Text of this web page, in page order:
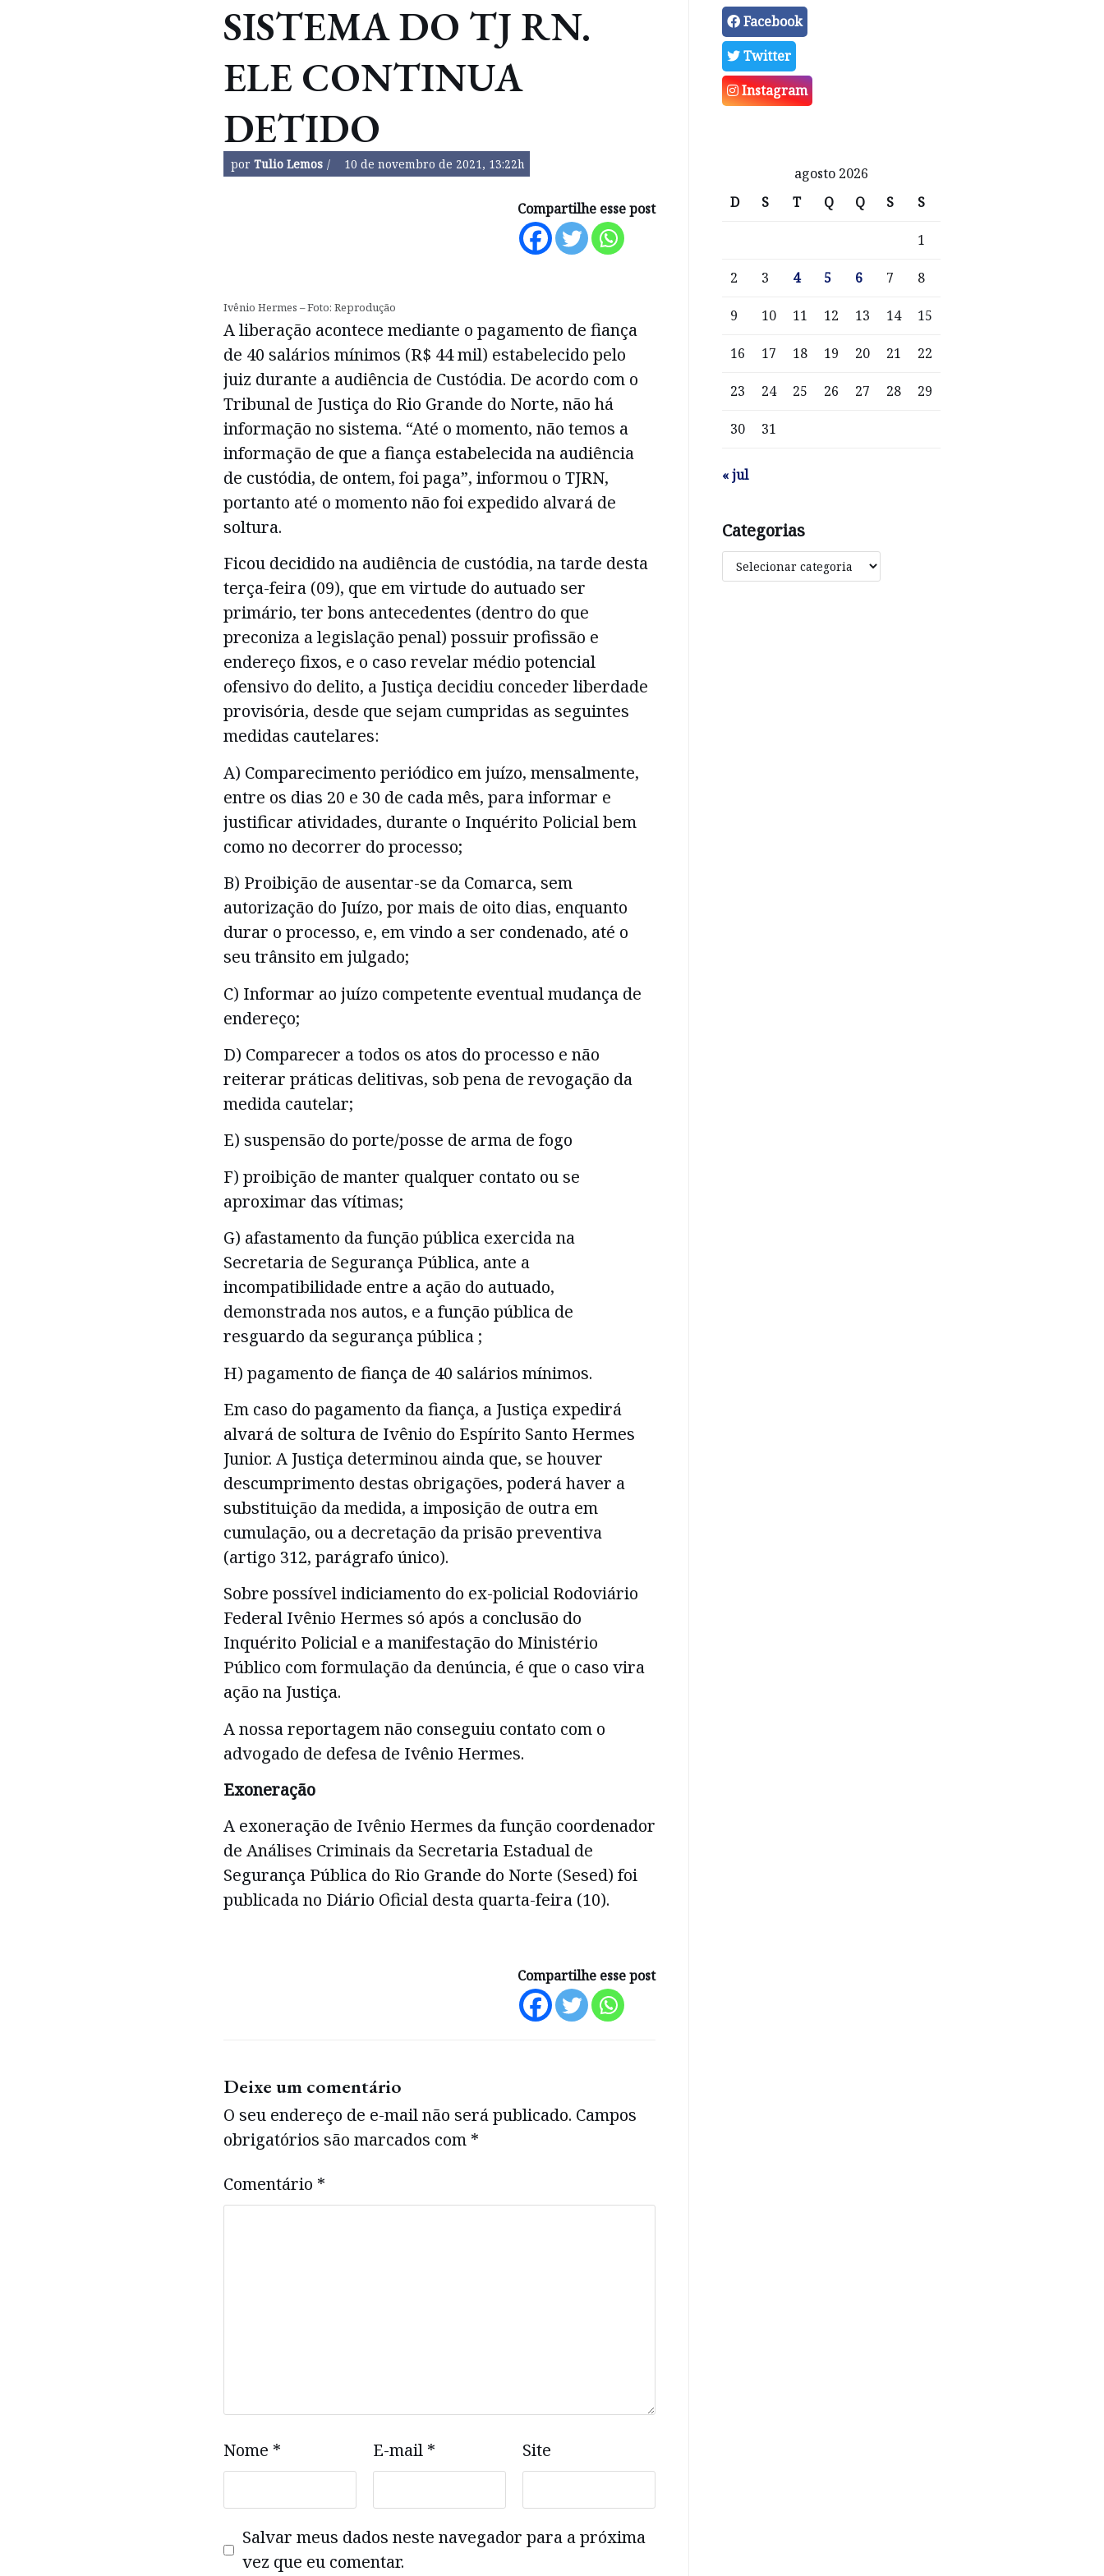
SISTEMA DO TJ RN.
ELE CONTINUA
DETIDO
por Tulio Lemos 10 de novembro de 2021, 13:22h
Compartilhe esse post
Ivênio Hermes – Foto: Reprodução
A liberação acontece mediante o pagamento de fiança
de 40 salários mínimos (R$ 44 mil) estabelecido pelo
juiz durante a audiência de Custódia. De acordo com o
Tribunal de Justiça do Rio Grande do Norte, não há
informação no sistema. “Até o momento, não temos a
informação de que a fiança estabelecida na audiência
de custódia, de ontem, foi paga”, informou o TJRN,
portanto até o momento não foi expedido alvará de
soltura.
Ficou decidido na audiência de custódia, na tarde desta
terça-feira (09), que em virtude do autuado ser
primário, ter bons antecedentes (dentro do que
preconiza a legislação penal) possuir profissão e
endereço fixos, e o caso revelar médio potencial
ofensivo do delito, a Justiça decidiu conceder liberdade
provisória, desde que sejam cumpridas as seguintes
medidas cautelares:
A) Comparecimento periódico em juízo, mensalmente,
entre os dias 20 e 30 de cada mês, para informar e
justificar atividades, durante o Inquérito Policial bem
como no decorrer do processo;
B) Proibição de ausentar-se da Comarca, sem
autorização do Juízo, por mais de oito dias, enquanto
durar o processo, e, em vindo a ser condenado, até o
seu trânsito em julgado;
C) Informar ao juízo competente eventual mudança de
endereço;
D) Comparecer a todos os atos do processo e não
reiterar práticas delitivas, sob pena de revogação da
medida cautelar;
E) suspensão do porte/posse de arma de fogo
F) proibição de manter qualquer contato ou se
aproximar das vítimas;
G) afastamento da função pública exercida na
Secretaria de Segurança Pública, ante a
incompatibilidade entre a ação do autuado,
demonstrada nos autos, e a função pública de
resguardo da segurança pública ;
H) pagamento de fiança de 40 salários mínimos.
Em caso do pagamento da fiança, a Justiça expedirá
alvará de soltura de Ivênio do Espírito Santo Hermes
Junior. A Justiça determinou ainda que, se houver
descumprimento destas obrigações, poderá haver a
substituição da medida, a imposição de outra em
cumulação, ou a decretação da prisão preventiva
(artigo 312, parágrafo único).
Sobre possível indiciamento do ex-policial Rodoviário
Federal Ivênio Hermes só após a conclusão do
Inquérito Policial e a manifestação do Ministério
Público com formulação da denúncia, é que o caso vira
ação na Justiça.
A nossa reportagem não conseguiu contato com o
advogado de defesa de Ivênio Hermes.
Exoneração
A exoneração de Ivênio Hermes da função coordenador
de Análises Criminais da Secretaria Estadual de
Segurança Pública do Rio Grande do Norte (Sesed) foi
publicada no Diário Oficial desta quarta-feira (10).
Compartilhe esse post
Deixe um comentário
O seu endereço de e-mail não será publicado. Campos
obrigatórios são marcados com *
Comentário *
Nome * E-mail * Site
Salvar meus dados neste navegador para a próxima
vez que eu comentar.
Facebook
Twitter
Instagram
agosto 2026
D
S T Q Q S S
1
2 3 4 5 6 7 8
9 10 11 12 13 14 15
16 17 18 19 20 21 22
23 24 25 26 27 28 29
30 31
« jul
Categorias